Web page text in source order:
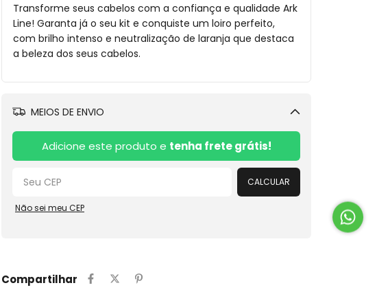
Transforme seus cabelos com a confiança e qualidade Ark
Line! Garanta já o seu kit e conquiste um loiro perfeito,
com brilho intenso e neutralização de laranja que destaca
a beleza dos seus cabelos.
MEIOS DE ENVIO
Adicione este produto e tenha frete grátis!
CALCULAR
Não sei meu CEP
Compartilhar